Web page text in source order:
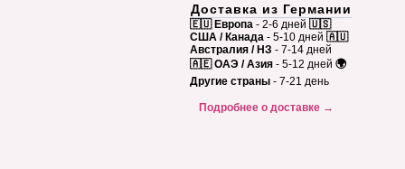
Доставка из Германии
🇪🇺 Европа - 2-6 дней 🇺🇸
США / Канада - 5-10 дней 🇦🇺
Австралия / НЗ - 7-14 дней
🇦🇪 ОАЭ / Азия - 5-12 дней 🌍
Другие страны - 7-21 день
Подробнее о доставке →